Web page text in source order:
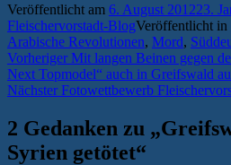
Veröffentlicht am 6. August 201223.
Fleischervorstadt-BlogVeröffentlicht in
Arabische Revolutionen, Mord,
Beitragsnavigation
Vorheriger Vorheriger
Beitrag:
Mit langen Beinen gegen
Next Topmodel“ auch in Greifswald
Nächster Nächster
Fotowettbewerb
2 Gedanken zu „
Syrien getötet“